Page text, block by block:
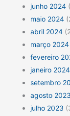
junho 2024
maio 2024
abril 2024
março 2024
fevereiro
janeiro 2024
setembro
agosto 2023
julho 2023